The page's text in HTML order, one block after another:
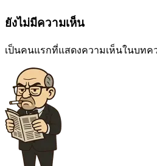
ยังไม่มีความเห็น
เป็นคนแรกที่แสดงความเห็นในบทค